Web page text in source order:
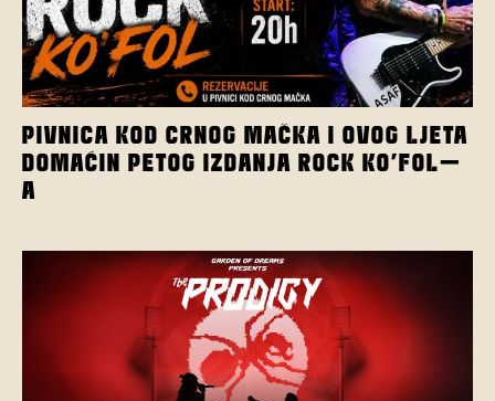
PIVNICA KOD CRNOG MAČKA I OVOG LJETA
DOMAĆIN PETOG IZDANJA ROCK KO’FOL-
A